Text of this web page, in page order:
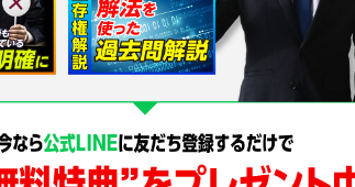
、株主総会の手続を網羅的に解説しま
れる場面(決議取消・無効・不存在の訴